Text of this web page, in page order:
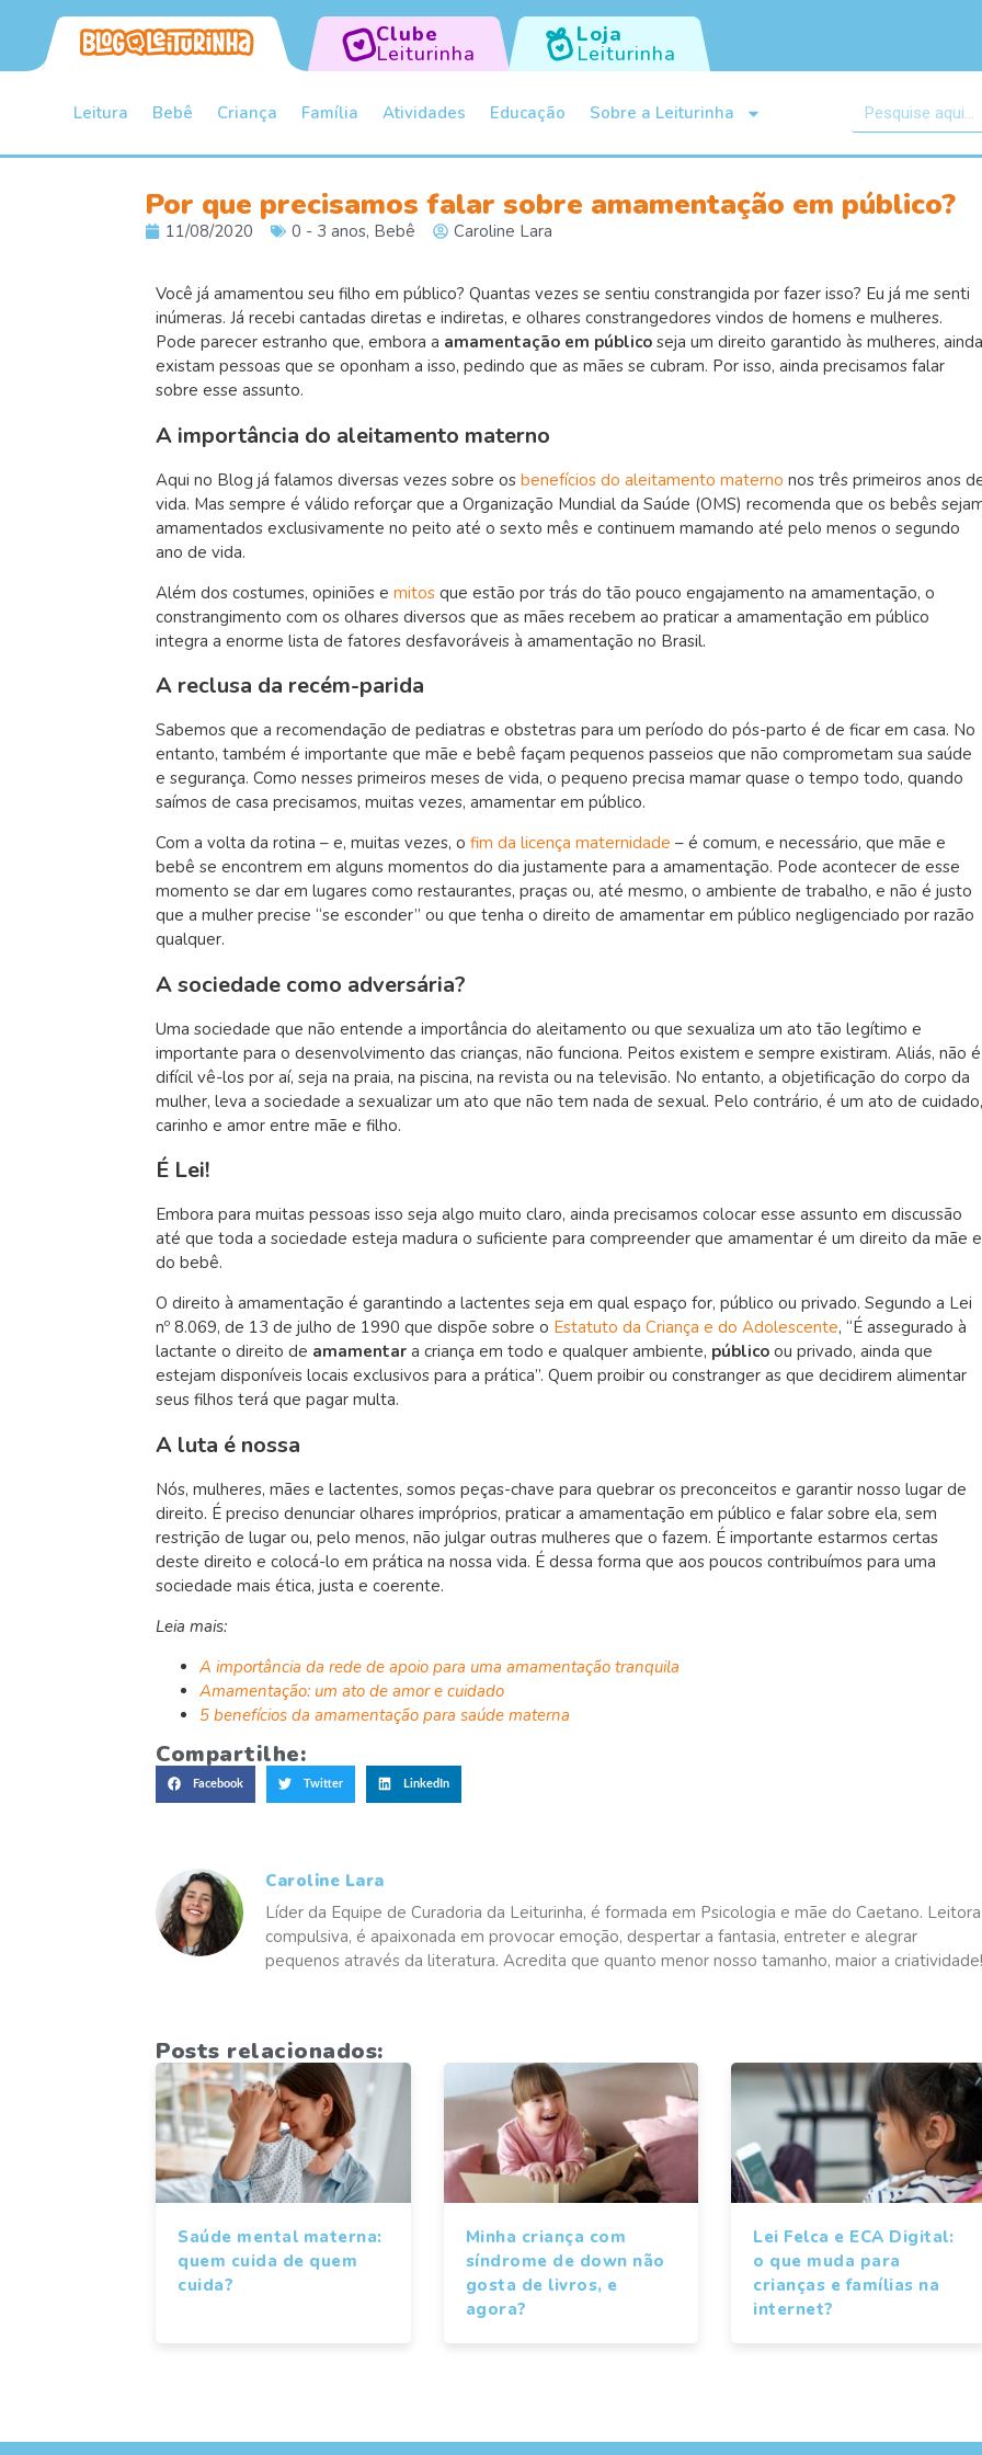
Clube
Leiturinha
Loja
Leiturinha
Leitura Bebê Criança Família Atividades Educação Sobre a Leiturinha
Por que precisamos falar sobre amamentação em público?
11/08/2020 0 - 3 anos, Bebê Caroline Lara
Você já amamentou seu filho em público? Quantas vezes se sentiu constrangida por fazer isso? Eu já me senti
inúmeras. Já recebi cantadas diretas e indiretas, e olhares constrangedores vindos de homens e mulheres.
Pode parecer estranho que, embora a amamentação em público seja um direito garantido às mulheres, ainda
existam pessoas que se oponham a isso, pedindo que as mães se cubram. Por isso, ainda precisamos falar
sobre esse assunto.
A importância do aleitamento materno
Aqui no Blog já falamos diversas vezes sobre os benefícios do aleitamento materno nos três primeiros anos
vida. Mas sempre é válido reforçar que a Organização Mundial da Saúde (OMS) recomenda que os bebês
amamentados exclusivamente no peito até o sexto mês e continuem mamando até pelo menos o segundo
ano de vida.
Além dos costumes, opiniões e mitos que estão por trás do tão pouco engajamento na amamentação, o
constrangimento com os olhares diversos que as mães recebem ao praticar a amamentação em público
integra a enorme lista de fatores desfavoráveis à amamentação no Brasil.
A reclusa da recém-parida
Sabemos que a recomendação de pediatras e obstetras para um período do pós-parto é de ficar em casa. No
entanto, também é importante que mãe e bebê façam pequenos passeios que não comprometam sua saúde
e segurança. Como nesses primeiros meses de vida, o pequeno precisa mamar quase o tempo todo, quando
saímos de casa precisamos, muitas vezes, amamentar em público.
Com a volta da rotina – e, muitas vezes, o fim da licença maternidade – é comum, e necessário, que mãe e
bebê se encontrem em alguns momentos do dia justamente para a amamentação. Pode acontecer de esse
momento se dar em lugares como restaurantes, praças ou, até mesmo, o ambiente de trabalho, e não é justo
que a mulher precise “se esconder” ou que tenha o direito de amamentar em público negligenciado por razão
qualquer.
A sociedade como adversária?
Uma sociedade que não entende a importância do aleitamento ou que sexualiza um ato tão legítimo e
importante para o desenvolvimento das crianças, não funciona. Peitos existem e sempre existiram. Aliás, não é
difícil vê-los por aí, seja na praia, na piscina, na revista ou na televisão. No entanto, a objetificação do corpo da
mulher, leva a sociedade a sexualizar um ato que não tem nada de sexual. Pelo contrário, é um ato de cuidado,
carinho e amor entre mãe e filho.
É Lei!
Embora para muitas pessoas isso seja algo muito claro, ainda precisamos colocar esse assunto em discussão
até que toda a sociedade esteja madura o suficiente para compreender que amamentar é um direito da mãe e
do bebê.
O direito à amamentação é garantindo a lactentes seja em qual espaço for, público ou privado. Segundo a Lei
nº 8.069, de 13 de julho de 1990 que dispõe sobre o Estatuto da Criança e do Adolescente, “É assegurado à
lactante o direito de amamentar a criança em todo e qualquer ambiente, público ou privado, ainda que
estejam disponíveis locais exclusivos para a prática”. Quem proibir ou constranger as que decidirem alimentar
seus filhos terá que pagar multa.
A luta é nossa
Nós, mulheres, mães e lactentes, somos peças-chave para quebrar os preconceitos e garantir nosso lugar de
direito. É preciso denunciar olhares impróprios, praticar a amamentação em público e falar sobre ela, sem
restrição de lugar ou, pelo menos, não julgar outras mulheres que o fazem. É importante estarmos certas
deste direito e colocá-lo em prática na nossa vida. É dessa forma que aos poucos contribuímos para uma
sociedade mais ética, justa e coerente.
Leia mais:
A importância da rede de apoio para uma amamentação tranquila
Amamentação: um ato de amor e cuidado
5 benefícios da amamentação para saúde materna
Compartilhe:
Facebook Twitter LinkedIn
Caroline Lara
Líder da Equipe de Curadoria da Leiturinha, é formada em Psicologia e mãe do Caetano. Leitora
compulsiva, é apaixonada em provocar emoção, despertar a fantasia, entreter e alegrar
pequenos através da literatura. Acredita que quanto menor nosso tamanho, maior a criatividade!
Posts relacionados:
Saúde mental materna:
quem cuida de quem
cuida?
Minha criança com
síndrome de down não
gosta de livros, e
agora?
Lei Felca e ECA Digital:
o que muda para
crianças e famílias na
internet?